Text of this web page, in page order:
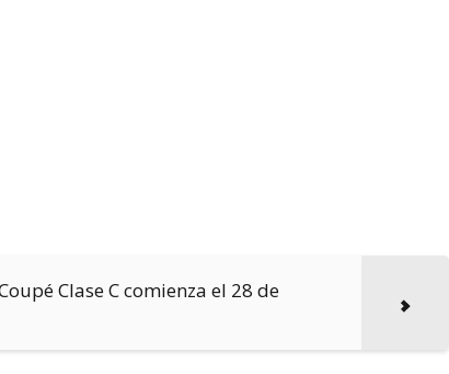
Clase C comienza el 28 de